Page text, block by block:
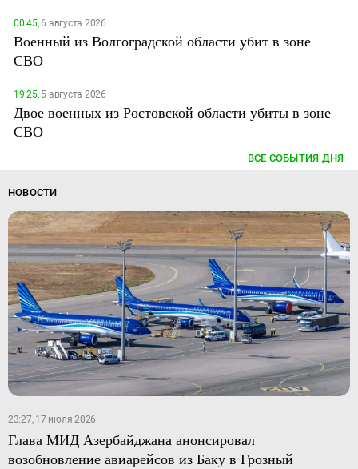
00:45,6 августа 2026
Военный из Волгоградской области убит в зоне
СВО
19:25,5 августа 2026
Двое военных из Ростовской области убиты в зоне
СВО
ВСЕ СОБЫТИЯ ДНЯ
НОВОСТИ
23:27, 17 июля 2026
Глава МИД Азербайджана анонсировал
возобновление авиарейсов из Баку в Грозный